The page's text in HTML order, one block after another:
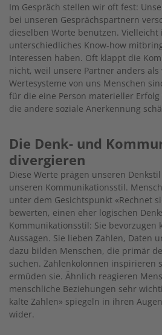
Im Gespräch stellen wir oft fest:
bei unseren Gesprächspartnern
dieselben Worte benutzen.
unterschiedliches Know-how
Interessen haben. Oft klappt die
nicht, weil unsere Partner anders als
Wertesysteme von uns Menschen
für die eine Person materieller
die andere soziale Anerkennung
Die Denk- und
divergieren
Diese Werte prägen unseren
unseren Kommunikationsstil.
unter dem Gesichtspunkt «Rechnet
bewerten, einen eher logischen
Kommunikationsstil: Sie bevorzugen
Aussagen. Sie lieben Zahlen, Daten
dazu bilden Menschen, die primär
suchen. Zahlenkolonnen inspirieren
ermüden sie. Ähnlich reagieren
menschliche Beziehungen sehr
kalte Zahlen» spiegeln in ihren
wider.